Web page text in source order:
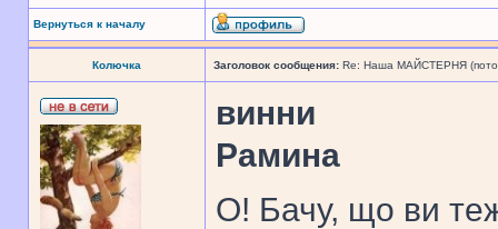
Вернуться к началу
Колючка Заголовок сообщения: Re: Наша МАЙСТЕРНЯ
винни
Рамина
О! Бачу, що ви